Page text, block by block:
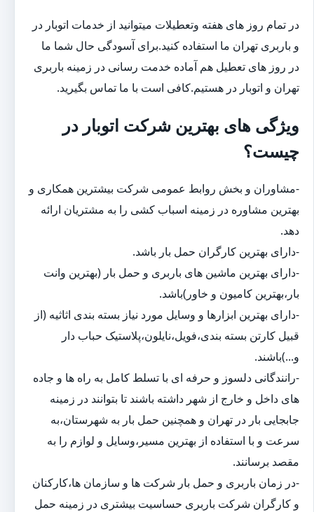
در تمام روز های هفته وتعطیلات میتوانید از خدمات اتوبار در
و باربری تهران ما استفاده کنید.برای آسودگی حال شما ما
در روز های تعطیل هم آماده خدمت رسانی در زمینه باربری
تهران و اتوبار در هستیم.کافی است با ما تماس بگیرید.
ویژگی های بهترین شرکت اتوبار در
چیست؟
-مشاوران و بخش روابط عمومی شرکت بیشترین همکاری و
بهترین مشاوره در زمینه اسباب کشی را به مشتریان ارائه
دهد.
-دارای بهترین کارگران حمل بار باشد.
-دارای بهترین ماشین های باربری و حمل بار (بهترین وانت
بار،بهترین کامیون و خاور)باشد.
-دارای بهترین ابزارها و وسایل مورد نیاز بسته بندی اثاثیه (از
قبیل کارتن بسته بندی،فویل،نایلون،پلاستیک حباب دار
و...)باشند.
-رانندگانی دلسوز و حرفه ای با تسلط کامل به راه ها و جاده
های داخل و خارج از شهر داشته باشند تا بتوانند در زمینه
جابجایی بار در تهران و همچنین حمل بار به شهرستان،به
سرعت و با استفاده از بهترین مسیر،وسایل و لوازم را به
مقصد برسانند.
-در زمان باربری و حمل بار شرکت ها و سازمان ها،کارکنان
و کارگران شرکت باربری حساسیت بیشتری در زمینه حمل